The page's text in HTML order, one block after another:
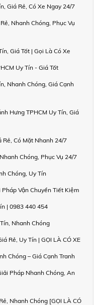
Giá Rẻ, Có Xe Ngay 24/7
Nhanh Chóng, Phục Vụ
Giá Tốt | Gọi Là Có Xe
Uy Tín - Giá Tốt
Nhanh Chóng, Giá Cạnh
Hưng TPHCM Uy Tín, Giá
Rẻ, Có Mặt Nhanh 24/7
Chóng, Phục Vụ 24/7
Chóng, Uy Tín
Vận Chuyển Tiết Kiệm
| 0983 440 454
Nhanh Chóng
Rẻ, Uy Tín | GỌI LÀ CÓ XE
Chóng – Giá Cạnh Tranh
Pháp Nhanh Chóng, An
Nhanh Chóng [GỌI LÀ CÓ